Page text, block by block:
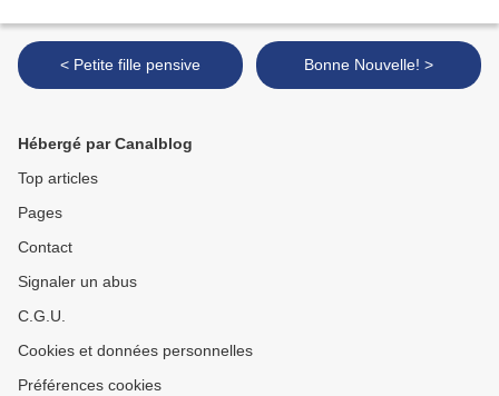
< Petite fille pensive Bonne Nouvelle! >
Hébergé par Canalblog
Top articles
Pages
Contact
Signaler un abus
C.G.U.
Cookies et données personnelles
Préférences cookies